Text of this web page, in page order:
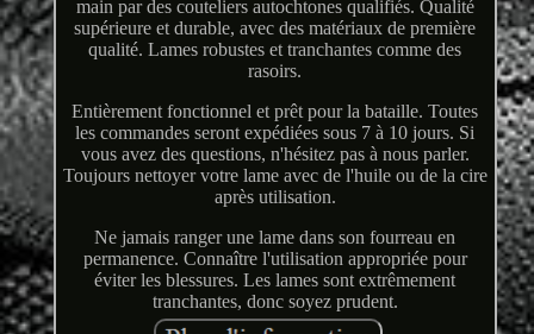
main par des couteliers autochtones qualifiés. Qualité
supérieure et durable, avec des matériaux de première
qualité. Lames robustes et tranchantes comme des
rasoirs.
Entièrement fonctionnel et prêt pour la bataille. Toutes
les commandes seront expédiées sous 7 à 10 jours. Si
vous avez des questions, n'hésitez pas à nous parler.
Toujours nettoyer votre lame avec de l'huile ou de la cire
après utilisation.
Ne jamais ranger une lame dans son fourreau en
permanence. Connaître l'utilisation appropriée pour
éviter les blessures. Les lames sont extrêmement
tranchantes, donc soyez prudent.